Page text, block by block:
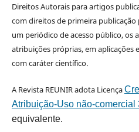
Direitos Autorais para artigos
com direitos de primeira publicação
um periódico de acesso público, os
atribuições próprias, em aplicações
com caráter científico.
A Revista REUNIR adota Licença
Atribuição-Uso não-comercial
equivalente.